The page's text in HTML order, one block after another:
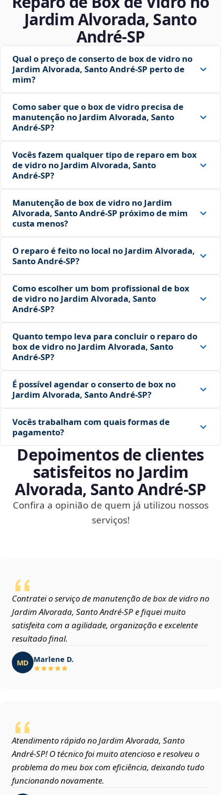
Jardim Alvorada, Santo
André‑SP
Qual o preço de conserto de box de vidro no
Jardim Alvorada, Santo André‑SP perto de
mim?
Como saber que o box de vidro precisa de
manutenção no Jardim Alvorada, Santo
André‑SP?
Vocês fazem qualquer tipo de reparo em box
de vidro no Jardim Alvorada, Santo
André‑SP?
Manutenção de box de vidro no Jardim
Alvorada, Santo André‑SP próximo de mim
custa menos?
O reparo é feito no local no Jardim Alvorada,
Santo André‑SP?
Como escolher um bom profissional de box
de vidro no Jardim Alvorada, Santo
André‑SP?
Quanto tempo leva para concluir o reparo do
box de vidro no Jardim Alvorada, Santo
André‑SP?
É possível agendar o conserto de box no
Jardim Alvorada, Santo André‑SP?
Vocês trabalham com quais formas de
pagamento?
Depoimentos de clientes
satisfeitos no Jardim
Alvorada, Santo André‑SP
Confira a opinião de quem já utilizou nossos
serviços!
Contratei o serviço de manutenção de box de vidro no
Jardim Alvorada, Santo André‑SP e fiquei muito
satisfeita com a agilidade, organização e excelente
resultado final.
MD Marlene D.
Atendimento rápido no Jardim Alvorada, Santo
André‑SP! O técnico foi muito atencioso e resolveu o
problema do meu box com eficiência, deixando tudo
funcionando novamente.